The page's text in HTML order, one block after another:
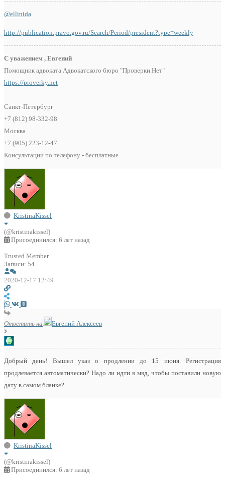
@ellinida
http://publication.pravo.gov.ru/Search/Period/president?type=weekly
С уважением , Евгений
Помощник адвоката Адвокатского бюро "Проверки.Нет"
https://proverky.net
Санкт-Петербург
+7 (812) 98-332-98
Москва
+7 (905) 223-12-47
Консультации по телефону - бесплатные.
KristinaKissel
(@kristinakissel)
Присоединился: 6 лет назад
Trusted Member
Записи: 54
2020-12-17 12:49
Ответить на Евгений Алексеев
Добрый день! Вышел указ о продлении до 15 июня. Регистрация
продлевается автоматически? Надо ли идти в мвд, чтобы поставили новую
дату в самом бланке?
KristinaKissel
(@kristinakissel)
Присоединился: 6 лет назад